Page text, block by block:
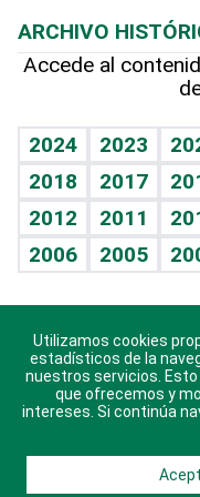
Hablando con el
Vida y familia
Eñe
Celebrando la vida
Sin complejos
En pocas palabras
Escuchando al corazón
Economía Personal
Línea de hit
TBT Deportivo
Lecturas
Hecho en casa
Guía del dinero
Cumpleaños
Horóscopos
Juegos
ARCHIVO
Accede al
2024 2023
2018
2017
2012
2011
2006
2005
Descarga nuestras
Utilizamos cookies
estadísticos de la
nuestros servicios.
que ofrecemos y
intereses. Si continúa